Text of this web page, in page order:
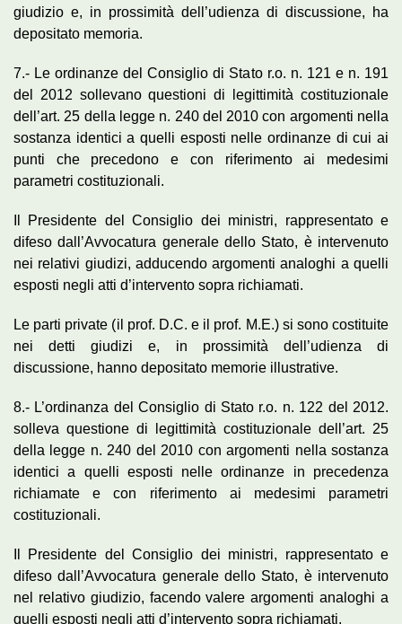
giudizio e, in prossimità dell’udienza di discussione, ha
depositato memoria.
7.- Le ordinanze del Consiglio di Stato r.o. n. 121 e n. 191
del 2012 sollevano questioni di legittimità costituzionale
dell’art. 25 della legge n. 240 del 2010 con argomenti nella
sostanza identici a quelli esposti nelle ordinanze di cui ai
punti che precedono e con riferimento ai medesimi
parametri costituzionali.
Il Presidente del Consiglio dei ministri, rappresentato e
difeso dall’Avvocatura generale dello Stato, è intervenuto
nei relativi giudizi, adducendo argomenti analoghi a quelli
esposti negli atti d’intervento sopra richiamati.
Le parti private (il prof. D.C. e il prof. M.E.) si sono costituite
nei detti giudizi e, in prossimità dell’udienza di
discussione, hanno depositato memorie illustrative.
8.- L’ordinanza del Consiglio di Stato r.o. n. 122 del 2012.
solleva questione di legittimità costituzionale dell’art. 25
della legge n. 240 del 2010 con argomenti nella sostanza
identici a quelli esposti nelle ordinanze in precedenza
richiamate e con riferimento ai medesimi parametri
costituzionali.
Il Presidente del Consiglio dei ministri, rappresentato e
difeso dall’Avvocatura generale dello Stato, è intervenuto
nel relativo giudizio, facendo valere argomenti analoghi a
quelli esposti negli atti d’intervento sopra richiamati.